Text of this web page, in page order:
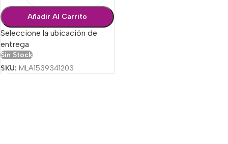
Añadir Al Carrito
Seleccione la ubicación de
entrega
Sin Stock
SKU: MLA1539341203